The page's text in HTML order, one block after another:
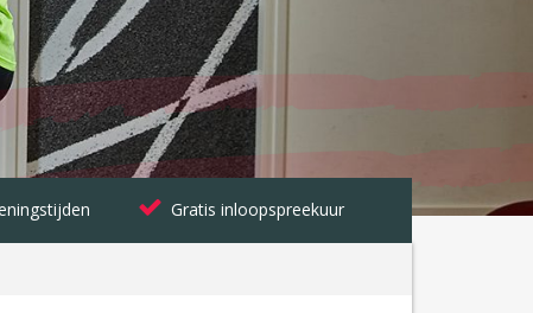
Gratis inloopspreekuur